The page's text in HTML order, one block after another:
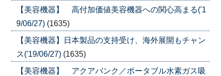
【美容機器】 高付加価値美容機器への関心高まる('1
9/06/27) (1635)
【美容機器】日本製品の支持受け、海外展開もチャン
ス('19/06/27) (1635)
【美容機器】 アクアバンク／ポータブル水素ガス吸